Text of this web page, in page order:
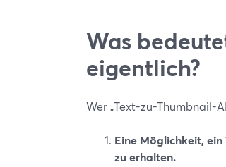
Was
eigentlich?
Wer „Text-zu-Thumbnail-
Eine Möglichkeit,
zu erhalten.